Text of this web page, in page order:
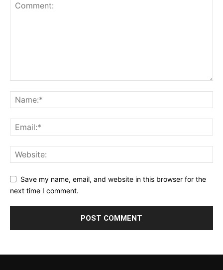
Save my name, email, and website in this browser for the
next time I comment.